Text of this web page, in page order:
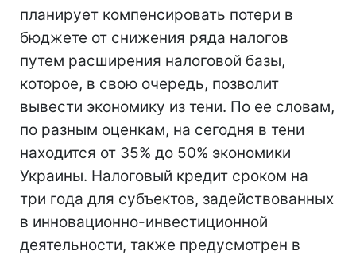
планирует компенсировать потери в
бюджете от снижения ряда налогов
путем расширения налоговой базы,
которое, в свою очередь, позволит
вывести экономику из тени. По ее словам,
по разным оценкам, на сегодня в тени
находится от 35% до 50% экономики
Украины. Налоговый кредит сроком на
три года для субъектов, задействованных
в инновационно-инвестиционной
деятельности, также предусмотрен в